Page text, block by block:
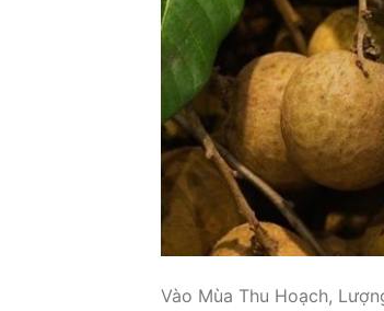
Vào Mùa Thu Hoạch,